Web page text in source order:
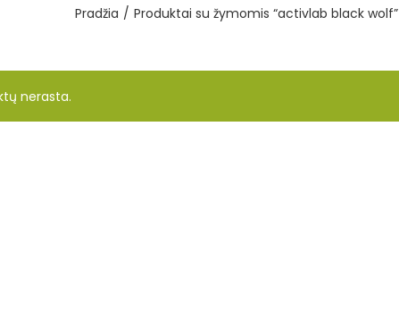
Pradžia / Produktai su žymomis “activlab black wolf”
nerasta.